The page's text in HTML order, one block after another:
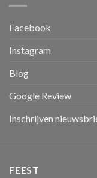
Facebook
Instagram
Blog
Google Review
Inschrijven
FEEST